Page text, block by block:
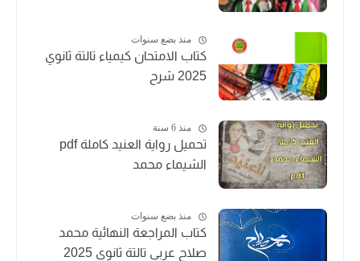
منذ بضع سنوات
كتاب الامتحان كيمياء تالتة ثانوي
2025 شرح
منذ 6 سنة
تحميل رواية العنيد كاملة pdf
الشيماء محمد
منذ بضع سنوات
كتاب المراجعة النهائية محمد
صلاح عربي تالتة ثانوي 2025